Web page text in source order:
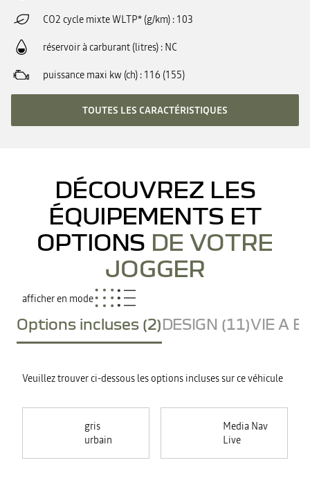
CO2 cycle mixte WLTP* (g/km) 103
réservoir à carburant (litres) NC
puissance maxi kw (ch) 116 (155)
TOUTES LES CARACTÉRISTIQUES
DÉCOUVREZ LES
ÉQUIPEMENTS ET
OPTIONS DE VOTRE
JOGGER
afficher en mode
Options incluses (2)DESIGN (11)VIE A
Veuillez trouver ci-dessous les options incluses sur ce véhicule
gris
urbain
Media Nav
Live